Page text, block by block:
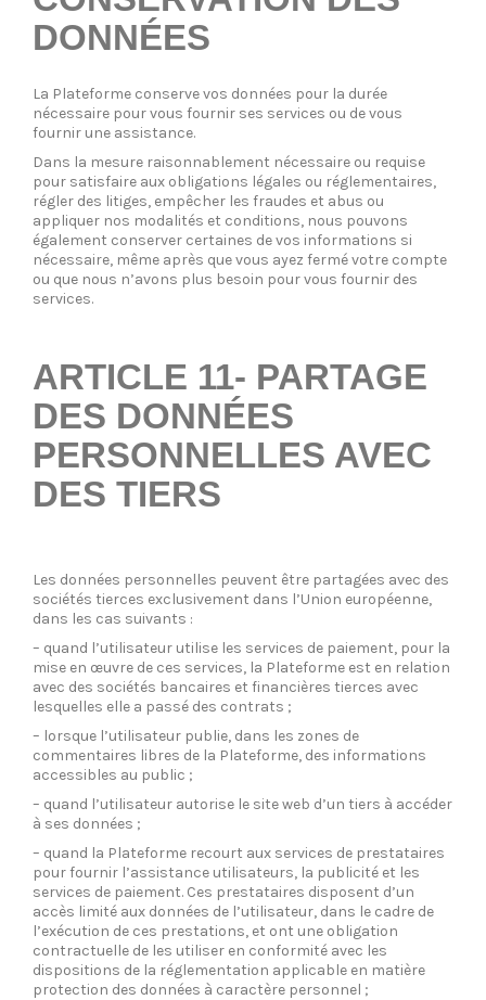
DONNÉES
La Plateforme conserve vos données pour la durée
nécessaire pour vous fournir ses services ou de vous
fournir une assistance.
Dans la mesure raisonnablement nécessaire ou requise
pour satisfaire aux obligations légales ou réglementaires,
régler des litiges, empêcher les fraudes et abus ou
appliquer nos modalités et conditions, nous pouvons
également conserver certaines de vos informations si
nécessaire, même après que vous ayez fermé votre compte
ou que nous n’avons plus besoin pour vous fournir des
services.
ARTICLE 11- PARTAGE
DES DONNÉES
PERSONNELLES AVEC
DES TIERS
Les données personnelles peuvent être partagées avec des
sociétés tierces exclusivement dans l’Union européenne,
dans les cas suivants :
– quand l’utilisateur utilise les services de paiement, pour la
mise en œuvre de ces services, la Plateforme est en relation
avec des sociétés bancaires et financières tierces avec
lesquelles elle a passé des contrats ;
– lorsque l’utilisateur publie, dans les zones de
commentaires libres de la Plateforme, des informations
accessibles au public ;
– quand l’utilisateur autorise le site web d’un tiers à accéder
à ses données ;
– quand la Plateforme recourt aux services de prestataires
pour fournir l’assistance utilisateurs, la publicité et les
services de paiement. Ces prestataires disposent d’un
accès limité aux données de l’utilisateur, dans le cadre de
l’exécution de ces prestations, et ont une obligation
contractuelle de les utiliser en conformité avec les
dispositions de la réglementation applicable en matière
protection des données à caractère personnel ;